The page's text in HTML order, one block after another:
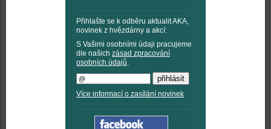
Přihlašte se k odběru aktualit AKA,
novinek z hvězdárny a akcí:
S Vašimi osobními údaji pracujeme
dle našich zásad zpracování
osobních údajů.
Více informací o zasílání novinek